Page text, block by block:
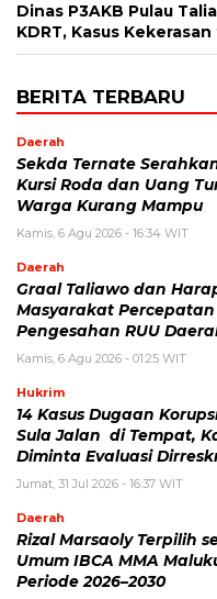
Dinas P3AKB Pulau
KDRT, Kasus
BERITA TERBARU
Daerah
Sekda Ternate
Kursi Roda dan Uang
Warga Kurang Mampu
Kamis, 6 Agu 2026 - 16:34 WIT
Daerah
Graal Taliawo dan
Masyarakat Percepatan
Pengesahan RUU
Kamis, 6 Agu 2026 - 01:25 WIT
Hukrim
14 Kasus Dugaan
Sula Jalan di Tempat,
Diminta Evaluasi
Jumat, 31 Jul 2026 - 16:37 WIT
Daerah
Rizal Marsaoly Terpilih
Umum IBCA MMA
Periode 2026–2030